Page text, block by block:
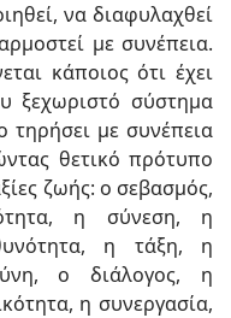
να διαφυλαχθεί
με συνέπεια.
κάποιος ότι έχει
ξεχωριστό σύστημα
τηρήσει με συνέπεια
θετικό πρότυπο
ζωής: ο σεβασμός,
η σύνεση, η
η τάξη, η
ο διάλογος, η
η συνεργασία,